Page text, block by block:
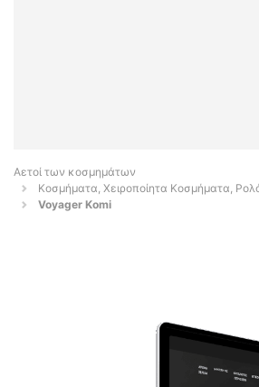
Αετοί των κοσμημάτων
Κοσμήματα, Χειροποίητα Κοσμήματα,
Voyager Komi